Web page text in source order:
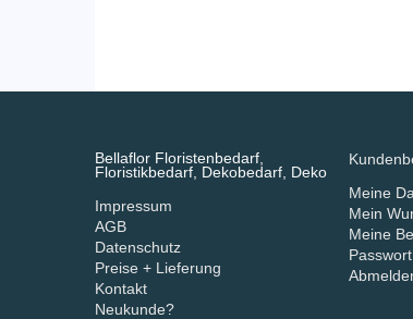
Bellaflor Floristenbedarf,
Floristikbedarf, Dekobedarf, Deko
Impressum
AGB
Datenschutz
Preise + Lieferung
Kontakt
Neukunde?
Meine
Mein
Meine